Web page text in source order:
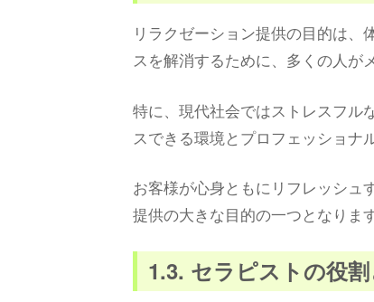
リラクゼーション提供の目的は
スを解消するために、多くの人が
特に、現代社会ではストレスフル
スできる環境とプロフェッショナ
お客様が心身ともにリフレッシュ
提供の大きな目的の一つとなります
1.3. セラピストの役